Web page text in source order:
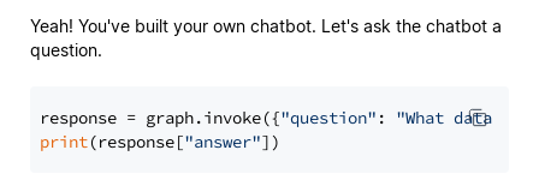
Yeah! You've built your own chatbot. Let's ask the chatbot a
question.
response = graph.invoke({"question" : "What data
print(response["answer"